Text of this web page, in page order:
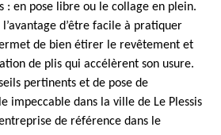
: en pose libre ou le collage en plein.
d’être facile à pratiquer
de bien étirer le revêtement et
de plis qui accélèrent son usure.
pertinents et de pose de
impeccable dans la ville de Le Plessis
de référence dans le